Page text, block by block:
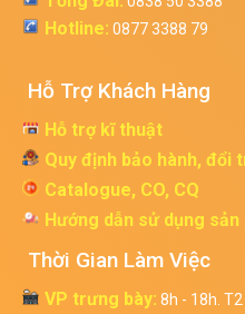
Hotline: 0877 3388 79
Hỗ Trợ Khách Hàng
Hỗ trợ kĩ thuật
Quy định bảo hành, đổi
Catalogue, CO, CQ
Hướng dẫn sử dụng sản
Thời Gian Làm Việc
VP trưng bày: 8h - 18h.